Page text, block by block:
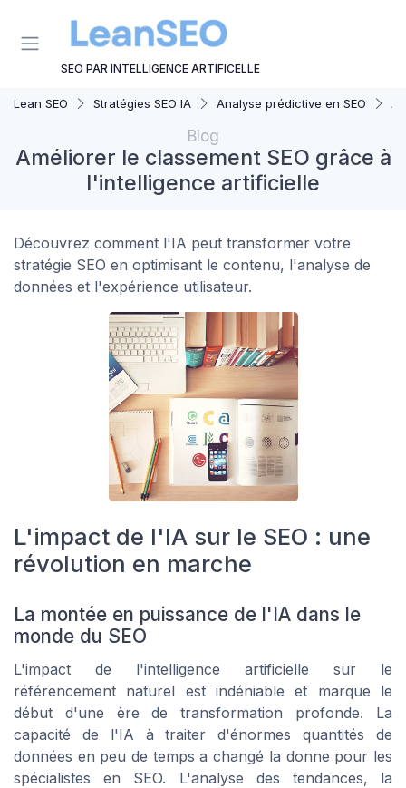
SEO PAR INTELLIGENCE ARTIFICELLE
Lean SEO Stratégies SEO IA Analyse prédictive en SEO
Blog
Améliorer le classement SEO grâce à
l'intelligence artificielle
Découvrez comment l'IA peut transformer votre
stratégie SEO en optimisant le contenu, l'analyse de
données et l'expérience utilisateur.
L'impact de l'IA sur le SEO : une
révolution en marche
La montée en puissance de l'IA dans le
monde du SEO
L'impact de l'intelligence artificielle sur le
référencement naturel est indéniable et marque le
début d'une ère de transformation profonde. La
capacité de l'IA à traiter d'énormes quantités de
données en peu de temps a changé la donne pour les
spécialistes en SEO. L'analyse des tendances, la